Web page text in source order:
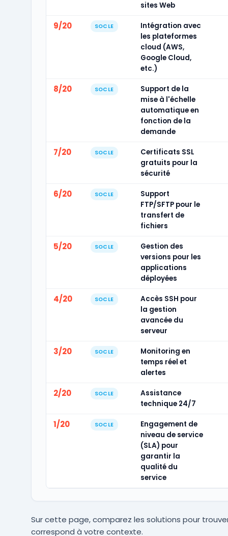
sites Web
9/20 SOCLE
Intégration avec
les plateformes
cloud (AWS,
Google Cloud,
etc.)
8/20 SOCLE
Support de la
mise à l'échelle
automatique en
fonction de la
demande
7/20 SOCLE
Certificats SSL
gratuits pour la
sécurité
6/20 SOCLE
Support
FTP/SFTP pour le
transfert de
fichiers
5/20 SOCLE
Gestion des
versions pour les
applications
déployées
4/20 SOCLE
Accès SSH pour
la gestion
avancée du
serveur
3/20 SOCLE
Monitoring en
temps réel et
alertes
2/20 SOCLE
Assistance
technique 24/7
1/20 SOCLE
Engagement de
niveau de service
(SLA) pour
garantir la
qualité du
service
Sur cette page, comparez les solutions pour
correspond à votre contexte.